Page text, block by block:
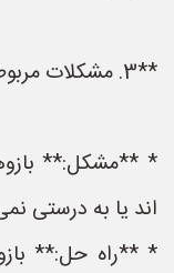
**3. مشکلات مربوط به آبپاش ها:**
* **مشکل:**
اند یا به درستی
* **راه حل:**